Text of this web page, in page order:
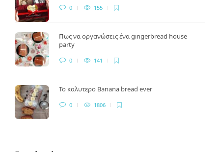
0 155
Πως να οργανώσεις ένα gingerbread house
party
0 141
Το καλυτερο Banana bread ever
0 1806